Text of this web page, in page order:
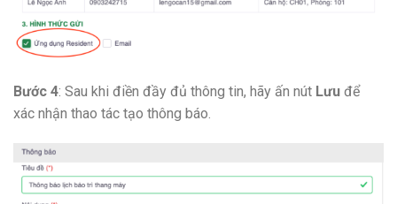
Bước 4: Sau khi điền đầy đủ thông tin, hãy ấn nút Lưu để
xác nhận thao tác tạo thông báo.